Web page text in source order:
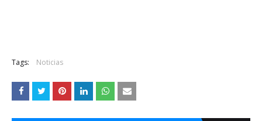
Tags: Noticias